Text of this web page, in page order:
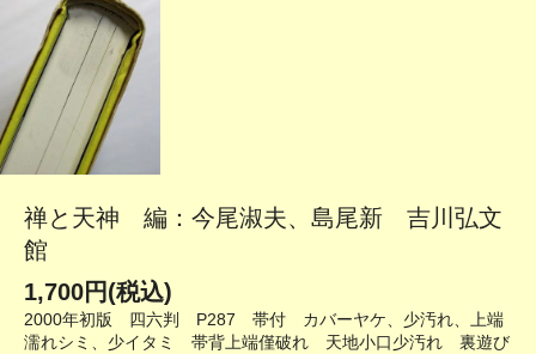
禅と天神 編：今尾淑夫、島尾新 吉川弘文
館
1,700円(税込)
2000年初版 四六判 P287 帯付 カバーヤケ、少汚れ、上端
濡れシミ、少イタミ 帯背上端僅破れ 天地小口少汚れ 裏遊び